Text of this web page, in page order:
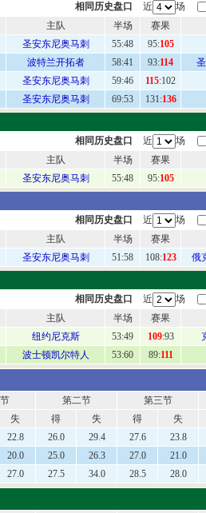
相同历史盘口
近
场
主队 半场
赛果
圣安东尼奥马刺 55:48 95:105
波特兰开拓者 58:41 93:114
圣安东尼奥马刺 59:46 115:102
圣安东尼奥马刺 69:53 131:136
相同历史盘口
近
场
主队 半场
赛果
圣安东尼奥马刺 55:48 95:105
相同历史盘口
近
场
主队 半场
赛果
圣安东尼奥马刺 51:58 108:123
俄
相同历史盘口
近
场
主队 半场
赛果
纽约尼克斯 53:49 109:93
波士顿凯尔特人 53:60 89:111
第二节
第三节
失 得 失 得
失
22.8 26.0 29.4 27.6
23.8
20.0 25.0 26.3 27.0
21.0
27.0 27.5 34.0 28.5 28.0